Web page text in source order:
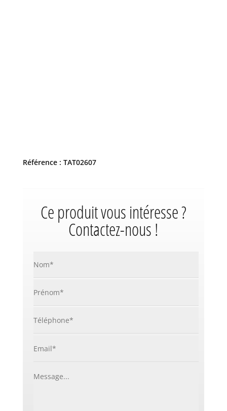
Référence : TAT02607
Ce produit vous intéresse ?
Contactez-nous !